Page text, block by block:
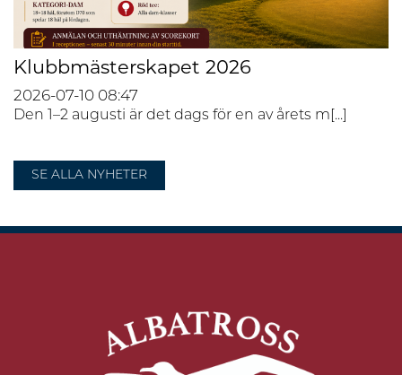
Klubbmästerskapet 2026
2026-07-10 08:47
Den 1–2 augusti är det dags för en av årets m[...]
SE ALLA NYHETER